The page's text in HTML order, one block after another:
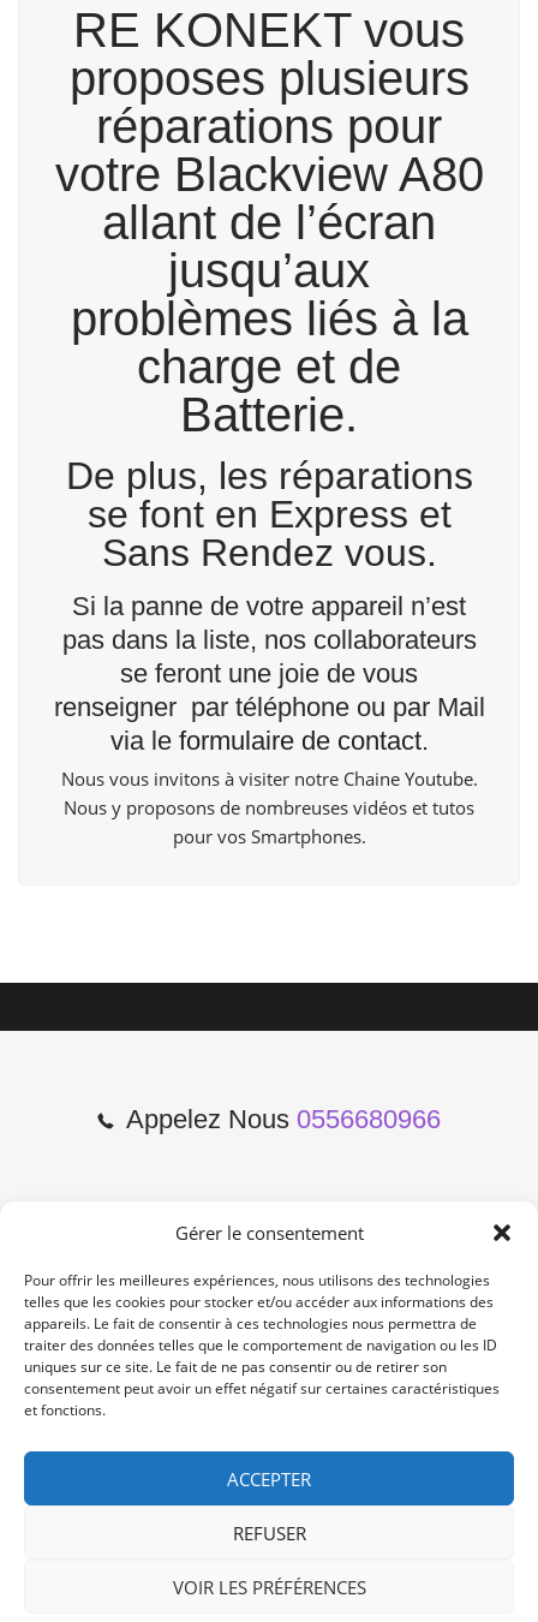
Gérer le consentement
Pour offrir les meilleures expériences, nous utilisons des technologies
telles que les cookies pour stocker et/ou accéder aux informations des
appareils. Le fait de consentir à ces technologies nous permettra de
traiter des données telles que le comportement de navigation ou les ID
uniques sur ce site. Le fait de ne pas consentir ou de retirer son
consentement peut avoir un effet négatif sur certaines caractéristiques
et fonctions.
ACCEPTER
REFUSER
VOIR LES PRÉFÉRENCES
RE KONEKT vous
proposes plusieurs
réparations pour
votre Blackview A80
allant de l’écran
jusqu’aux
problèmes liés à la
charge et de
Batterie.
De plus, les réparations
se font en Express et
Sans Rendez vous.
Si la panne de votre appareil n’est
pas dans la liste, nos collaborateurs
se feront une joie de vous
renseigner par téléphone ou par Mail
via le formulaire de contact.
Nous vous invitons à visiter notre Chaine Youtube.
Nous y proposons de nombreuses vidéos et tutos
pour vos Smartphones.
Appelez Nous 0556680966
2 Cours de l'Yser 33800
Bordeaux
Lun-Samedi: 10:00 -19:00
Non Stop
/ /